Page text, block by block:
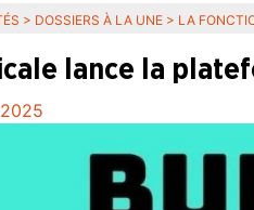
> DOSSIERS À LA UNE > LA
lance la